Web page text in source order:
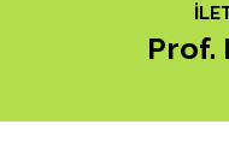
Prof.